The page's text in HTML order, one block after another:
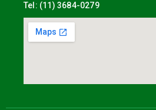
Tel: (11) 3684-0279